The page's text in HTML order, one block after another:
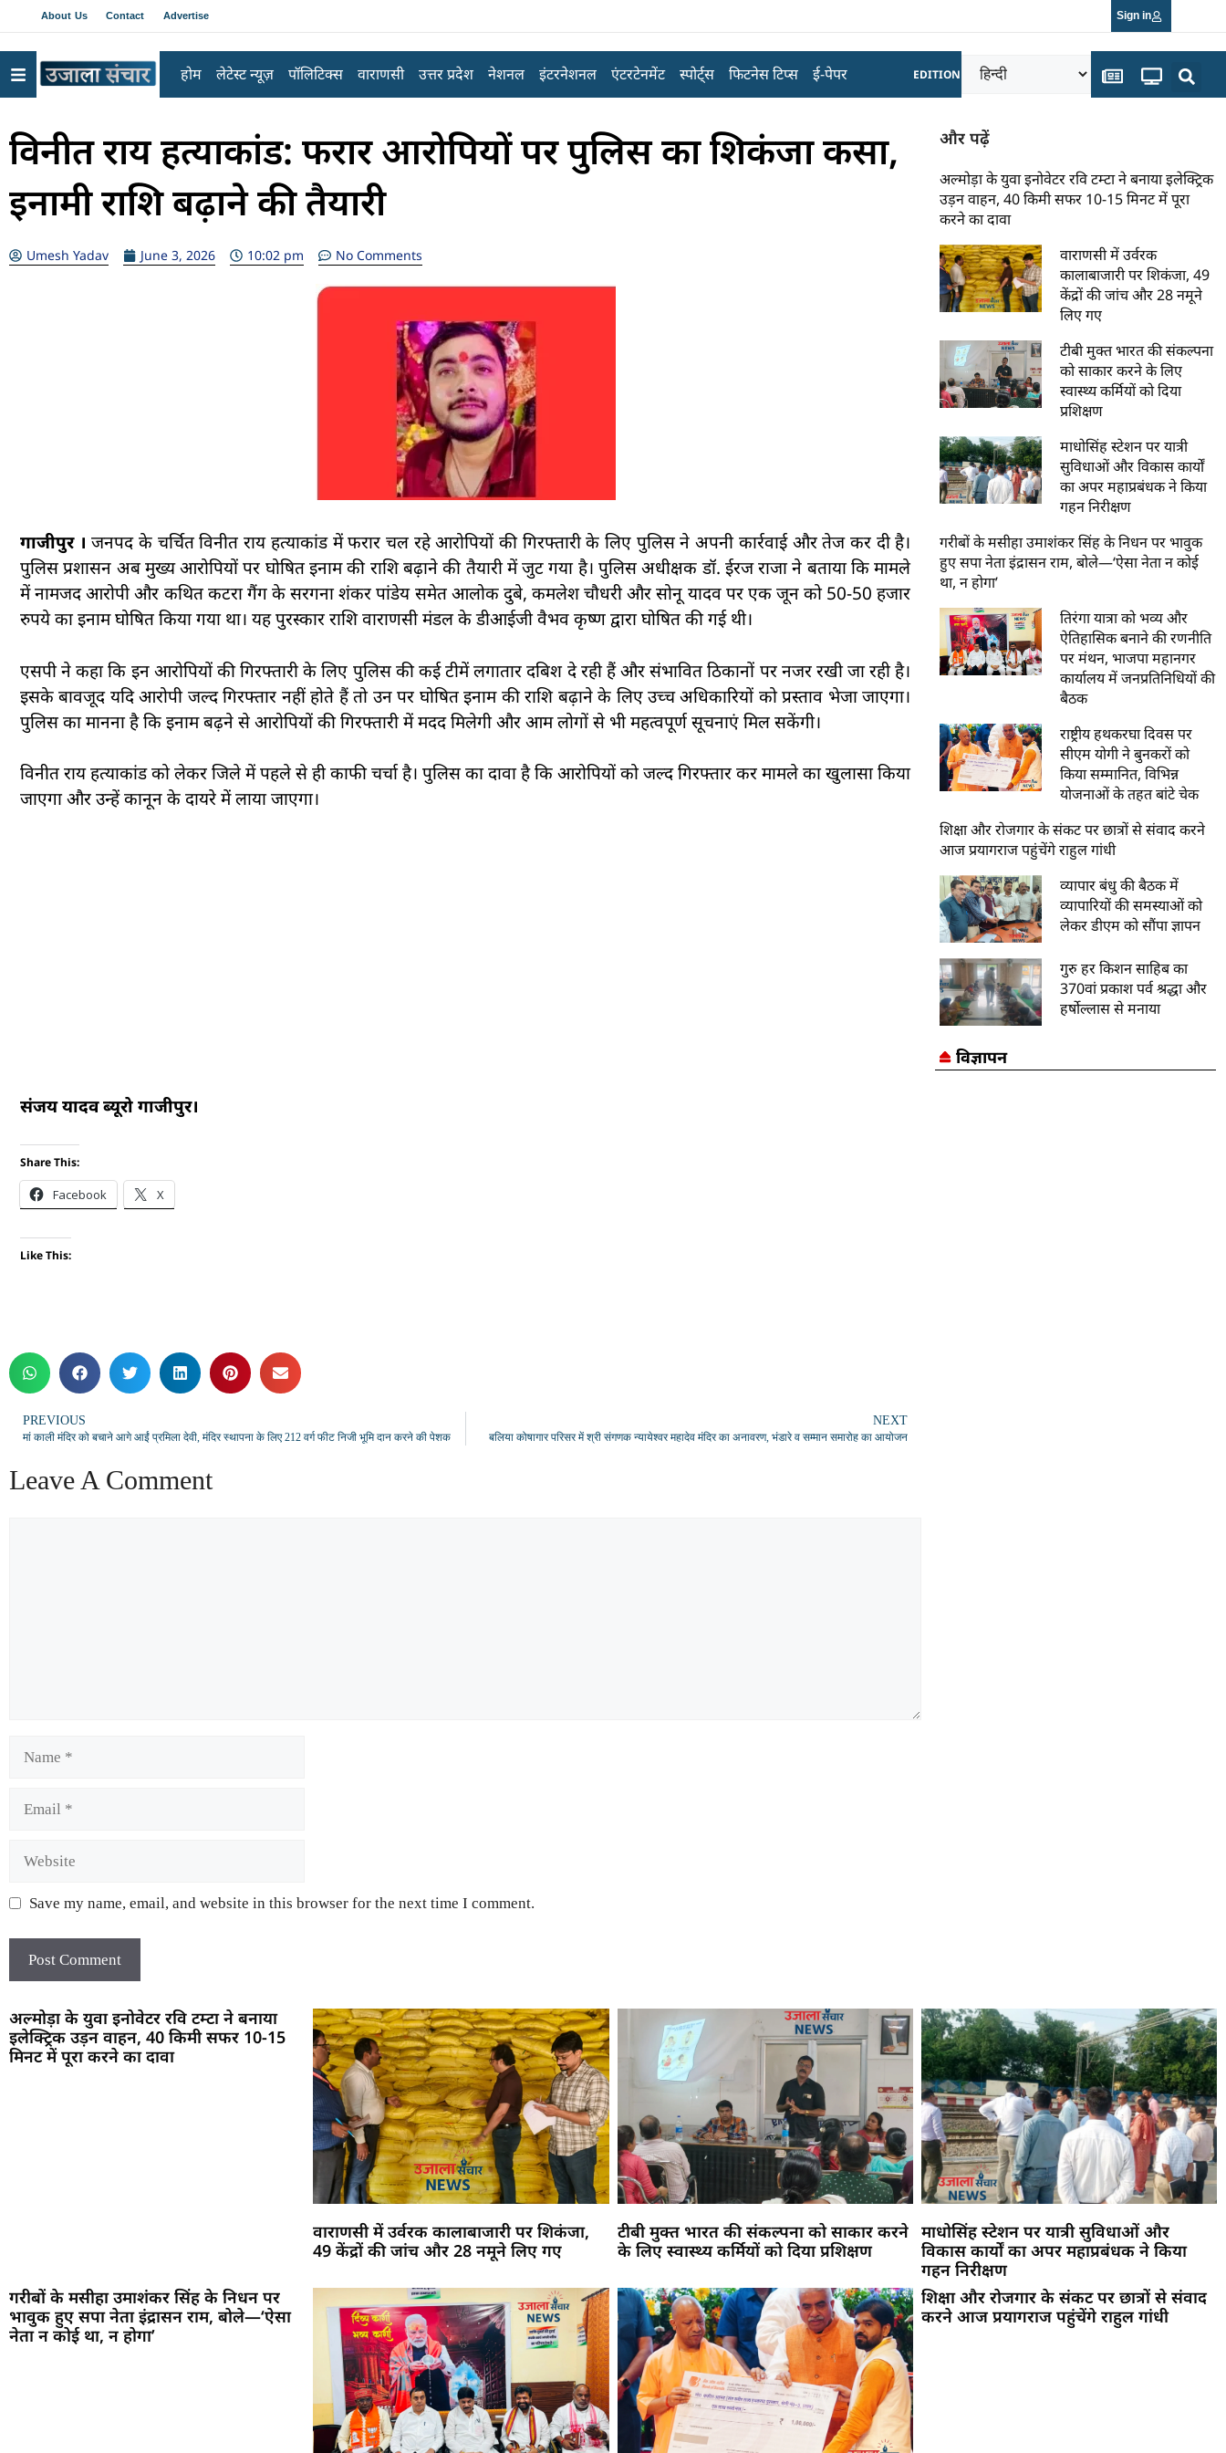
About Us Contact Advertise Sign in
होम लेटेस्ट न्यूज़ पॉलिटिक्स वाराणसी उत्तर प्रदेश नेशनल इंटरनेशनल एंटरटेनमेंट स्पोर्ट्स फिटनेस टिप्स ई-पेपर EDITION
विनीत राय हत्याकांड: फरार आरोपियों पर पुलिस का शिकंजा कसा,
इनामी राशि बढ़ाने की तैयारी
Umesh Yadav June 3, 2026 10:02 pm No Comments
गाजीपुर ।जनपद के चर्चित विनीत राय हत्याकांड में फरार चल रहे आरोपियों की गिरफ्तारी के लिए पुलिस ने अपनी कार्रवाई और तेज कर दी है।
पुलिस प्रशासन अब मुख्य आरोपियों पर घोषित इनाम की राशि बढ़ाने की तैयारी में जुट गया है। पुलिस अधीक्षक डॉ. ईरज राजा ने बताया कि मामले
में नामजद आरोपी और कथित कटरा गैंग के सरगना शंकर पांडेय समेत आलोक दुबे, कमलेश चौधरी और सोनू यादव पर एक जून को 50-50 हजार
रुपये का इनाम घोषित किया गया था। यह पुरस्कार राशि वाराणसी मंडल के डीआईजी वैभव कृष्ण द्वारा घोषित की गई थी।
एसपी ने कहा कि इन आरोपियों की गिरफ्तारी के लिए पुलिस की कई टीमें लगातार दबिश दे रही हैं और संभावित ठिकानों पर नजर रखी जा रही है।
इसके बावजूद यदि आरोपी जल्द गिरफ्तार नहीं होते हैं तो उन पर घोषित इनाम की राशि बढ़ाने के लिए उच्च अधिकारियों को प्रस्ताव भेजा जाएगा।
पुलिस का मानना है कि इनाम बढ़ने से आरोपियों की गिरफ्तारी में मदद मिलेगी और आम लोगों से भी महत्वपूर्ण सूचनाएं मिल सकेंगी।
विनीत राय हत्याकांड को लेकर जिले में पहले से ही काफी चर्चा है। पुलिस का दावा है कि आरोपियों को जल्द गिरफ्तार कर मामले का खुलासा किया
जाएगा और उन्हें कानून के दायरे में लाया जाएगा।
संजय यादव ब्यूरो गाजीपुर।
Share This:
Facebook X
Like This:
PREVIOUS
मां काली मंदिर को बचाने आगे आईं प्रमिला देवी, मंदिर स्थापना के लिए 212 वर्ग फीट निजी भूमि दान करने की पेशक
NEXT
बलिया कोषागार परिसर में श्री संगणक न्यायेश्वर महादेव मंदिर का अनावरण, भंडारे व सम्मान समारोह का आयोजन
Leave A Comment
Save my name, email, and website in this browser for the next time I comment.
और पढ़ें
अल्मोड़ा के युवा इनोवेटर रवि टम्टा ने बनाया इलेक्ट्रिक
उड़न वाहन, 40 किमी सफर 10-15 मिनट में पूरा
करने का दावा
वाराणसी में उर्वरक
कालाबाजारी पर शिकंजा, 49
केंद्रों की जांच और 28 नमूने
लिए गए
टीबी मुक्त भारत की संकल्पना
को साकार करने के लिए
स्वास्थ्य कर्मियों को दिया
प्रशिक्षण
माधोसिंह स्टेशन पर यात्री
सुविधाओं और विकास कार्यों
का अपर महाप्रबंधक ने किया
गहन निरीक्षण
गरीबों के मसीहा उमाशंकर सिंह के निधन पर भावुक
हुए सपा नेता इंद्रासन राम, बोले—‘ऐसा नेता न कोई
था, न होगा’
तिरंगा यात्रा को भव्य और
ऐतिहासिक बनाने की रणनीति
पर मंथन, भाजपा महानगर
कार्यालय में जनप्रतिनिधियों की
बैठक
राष्ट्रीय हथकरघा दिवस पर
सीएम योगी ने बुनकरों को
किया सम्मानित, विभिन्न
योजनाओं के तहत बांटे चेक
शिक्षा और रोजगार के संकट पर छात्रों से संवाद करने
आज प्रयागराज पहुंचेंगे राहुल गांधी
व्यापार बंधु की बैठक में
व्यापारियों की समस्याओं को
लेकर डीएम को सौंपा ज्ञापन
गुरु हर किशन साहिब का
370वां प्रकाश पर्व श्रद्धा और
हर्षोल्लास से मनाया
विज्ञापन
अल्मोड़ा के युवा इनोवेटर रवि टम्टा ने बनाया
इलेक्ट्रिक उड़न वाहन, 40 किमी सफर 10-15
मिनट में पूरा करने का दावा
वाराणसी में उर्वरक कालाबाजारी पर शिकंजा,
49 केंद्रों की जांच और 28 नमूने लिए गए
टीबी मुक्त भारत की संकल्पना को साकार करने
के लिए स्वास्थ्य कर्मियों को दिया प्रशिक्षण
माधोसिंह स्टेशन पर यात्री सुविधाओं और
विकास कार्यों का अपर महाप्रबंधक ने किया
गहन निरीक्षण
गरीबों के मसीहा उमाशंकर सिंह के निधन पर
भावुक हुए सपा नेता इंद्रासन राम, बोले—‘ऐसा
नेता न कोई था, न होगा’
शिक्षा और रोजगार के संकट पर छात्रों से संवाद
करने आज प्रयागराज पहुंचेंगे राहुल गांधी